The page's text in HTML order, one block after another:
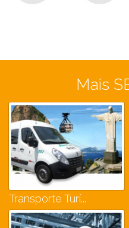
Mais
Transporte Turí...